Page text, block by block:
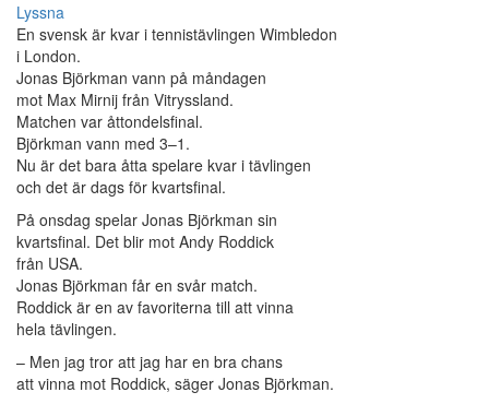
Lyssna
En svensk är kvar i tennistävlingen Wimbledon
i London.
Jonas Björkman vann på måndagen
mot Max Mirnij från Vitryssland.
Matchen var åttondelsfinal.
Björkman vann med 3–1.
Nu är det bara åtta spelare kvar i tävlingen
och det är dags för kvartsfinal.
På onsdag spelar Jonas Björkman sin
kvartsfinal. Det blir mot Andy Roddick
från USA.
Jonas Björkman får en svår match.
Roddick är en av favoriterna till att vinna
hela tävlingen.
– Men jag tror att jag har en bra chans
att vinna mot Roddick, säger Jonas Björkman.